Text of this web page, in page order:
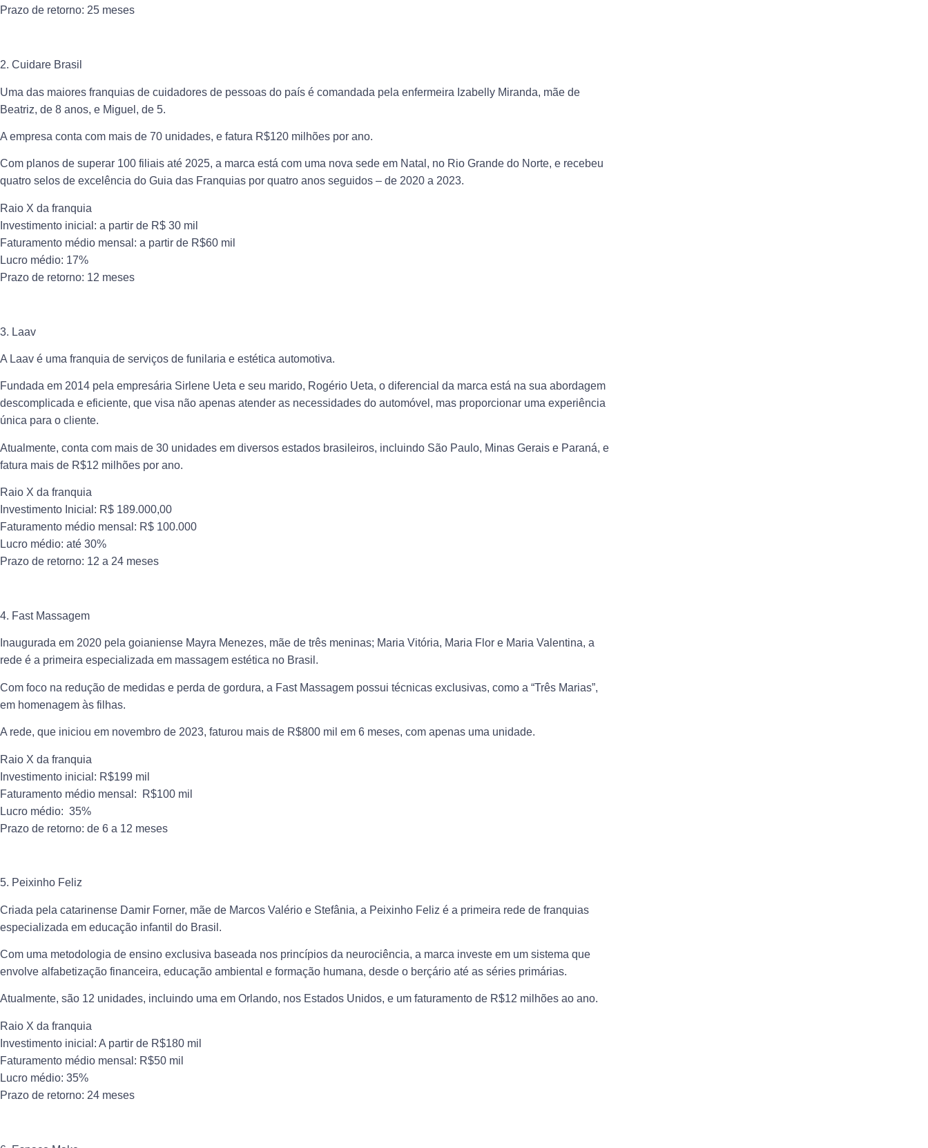
Prazo de retorno: 25 meses
2. Cuidare Brasil
Uma das maiores franquias de cuidadores de pessoas do país é comandada pela enfermeira Izabelly Miranda, mãe de
Beatriz, de 8 anos, e Miguel, de 5.
A empresa conta com mais de 70 unidades, e fatura R$120 milhões por ano.
Com planos de superar 100 filiais até 2025, a marca está com uma nova sede em Natal, no Rio Grande do Norte, e recebeu
quatro selos de excelência do Guia das Franquias por quatro anos seguidos – de 2020 a 2023.
Raio X da franquia
Investimento inicial: a partir de R$ 30 mil
Faturamento médio mensal: a partir de R$60 mil
Lucro médio: 17%
Prazo de retorno: 12 meses
3. Laav
A Laav é uma franquia de serviços de funilaria e estética automotiva.
Fundada em 2014 pela empresária Sirlene Ueta e seu marido, Rogério Ueta, o diferencial da marca está na sua abordagem
descomplicada e eficiente, que visa não apenas atender as necessidades do automóvel, mas proporcionar uma experiência
única para o cliente.
Atualmente, conta com mais de 30 unidades em diversos estados brasileiros, incluindo São Paulo, Minas Gerais e Paraná, e
fatura mais de R$12 milhões por ano.
Raio X da franquia
Investimento Inicial: R$ 189.000,00
Faturamento médio mensal: R$ 100.000
Lucro médio: até 30%
Prazo de retorno: 12 a 24 meses
4. Fast Massagem
Inaugurada em 2020 pela goianiense Mayra Menezes, mãe de três meninas; Maria Vitória, Maria Flor e Maria Valentina, a
rede é a primeira especializada em massagem estética no Brasil.
Com foco na redução de medidas e perda de gordura, a Fast Massagem possui técnicas exclusivas, como a “Três Marias”,
em homenagem às filhas.
A rede, que iniciou em novembro de 2023, faturou mais de R$800 mil em 6 meses, com apenas uma unidade.
Raio X da franquia
Investimento inicial: R$199 mil
Faturamento médio mensal: R$100 mil
Lucro médio: 35%
Prazo de retorno: de 6 a 12 meses
5. Peixinho Feliz
Criada pela catarinense Damir Forner, mãe de Marcos Valério e Stefânia, a Peixinho Feliz é a primeira rede de franquias
especializada em educação infantil do Brasil.
Com uma metodologia de ensino exclusiva baseada nos princípios da neurociência, a marca investe em um sistema que
envolve alfabetização financeira, educação ambiental e formação humana, desde o berçário até as séries primárias.
Atualmente, são 12 unidades, incluindo uma em Orlando, nos Estados Unidos, e um faturamento de R$12 milhões ao ano.
Raio X da franquia
Investimento inicial: A partir de R$180 mil
Faturamento médio mensal: R$50 mil
Lucro médio: 35%
Prazo de retorno: 24 meses